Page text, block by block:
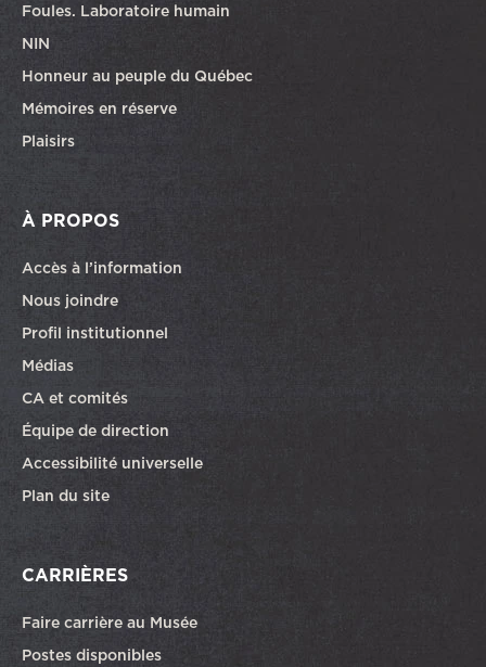
Foules. Laboratoire humain
NIN
Honneur au peuple du Québec
Mémoires en réserve
Plaisirs
À PROPOS
Accès à l’information
Nous joindre
Profil institutionnel
Médias
CA et comités
Équipe de direction
Accessibilité universelle
Plan du site
CARRIÈRES
Faire carrière au Musée
Postes disponiblesCe lien ouvrira dans une autre fenêtre